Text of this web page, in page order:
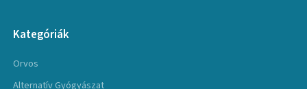
Kategóriák
Orvos
Alternatív Gyógyászat